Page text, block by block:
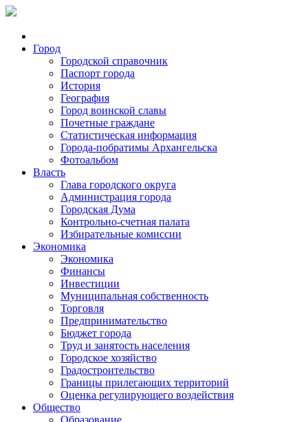
Город
Городской справочник
Паспорт города
История
География
Город воинской славы
Почетные граждане
Статистическая информация
Города-побратимы Архангельска
Фотоальбом
Власть
Глава городского округа
Администрация города
Городская Дума
Контрольно-счетная палата
Избирательные комиссии
Экономика
Экономика
Финансы
Инвестиции
Муниципальная собственность
Торговля
Предпринимательство
Бюджет города
Труд и занятость населения
Городское хозяйство
Градостроительство
Границы прилегающих территорий
Оценка регулирующего воздействия
Общество
Образование